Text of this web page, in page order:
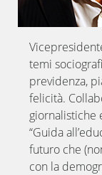
temi
previdenza,
felicità.
giornalistiche
“Guida
futuro che
con la